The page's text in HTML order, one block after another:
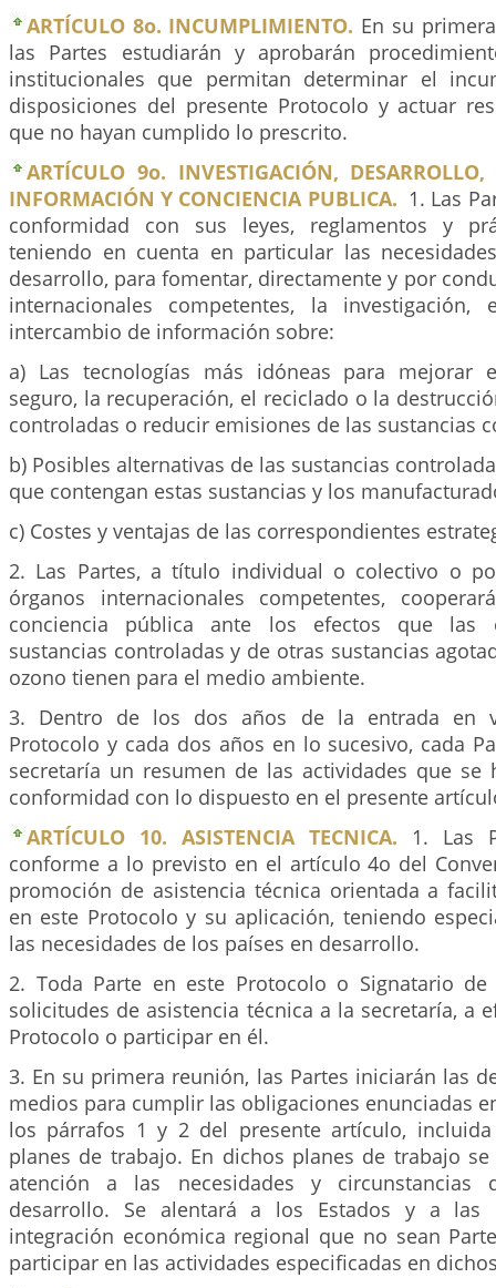
ARTÍCULO 8o. INCUMPLIMIENTO. En su
las Partes estudiarán y aprobarán
institucionales que permitan determinar el
disposiciones del presente Protocolo y actuar
que no hayan cumplido lo prescrito.
ARTÍCULO 9o. INVESTIGACIÓN,
INFORMACIÓN Y CONCIENCIA PUBLICA. 1. Las
conformidad con sus leyes, reglamentos y
teniendo en cuenta en particular las
desarrollo, para fomentar, directamente y por
internacionales competentes, la
intercambio de información sobre:
a) Las tecnologías más idóneas para mejorar
seguro, la recuperación, el reciclado o la
controladas o reducir emisiones de las sustancias
b) Posibles alternativas de las sustancias
que contengan estas sustancias y los
c) Costes y ventajas de las correspondientes
2. Las Partes, a título individual o colectivo o
órganos internacionales competentes,
conciencia pública ante los efectos que las
sustancias controladas y de otras sustancias
ozono tienen para el medio ambiente.
3. Dentro de los dos años de la entrada en
Protocolo y cada dos años en lo sucesivo, cada
secretaría un resumen de las actividades que se
conformidad con lo dispuesto en el presente
ARTÍCULO 10. ASISTENCIA TECNICA. 1. Las
conforme a lo previsto en el artículo 4o del
promoción de asistencia técnica orientada a
en este Protocolo y su aplicación, teniendo
las necesidades de los países en desarrollo.
2. Toda Parte en este Protocolo o Signatario
solicitudes de asistencia técnica a la secretaría, a
Protocolo o participar en él.
3. En su primera reunión, las Partes iniciarán las
medios para cumplir las obligaciones enunciadas
los párrafos 1 y 2 del presente artículo,
planes de trabajo. En dichos planes de trabajo
atención a las necesidades y
desarrollo. Se alentará a los Estados y a las
integración económica regional que no sean
participar en las actividades especificadas en